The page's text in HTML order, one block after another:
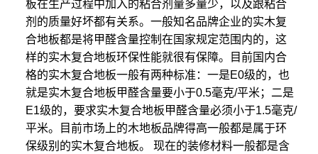
板在生产过程中加入的粘合剂量多量少，以及跟粘合
剂的质量好坏都有关系。一般知名品牌企业的实木复
合地板都是将甲醛含量控制在国家规定范围内的，这
样的实木复合地板环保性能就很有保障。目前国内合
格的实木复合地板一般有两种标准：一是E0级的，也
就是实木复合地板甲醛含量要小于0.5毫克/平米；二是
E1级的，要求实木复合地板甲醛含量必须小于1.5毫克/
平米。目前市场上的木地板品牌得高一般都是属于环
保级别的实木复合地板。 现在的装修材料一般都是含